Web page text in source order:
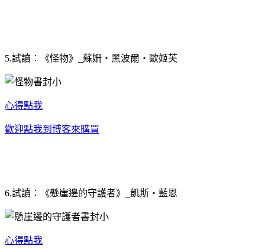
5.試讀：《怪物》_蘇姍‧黑波爾‧歐姬芙
心得點我
歡迎點我到博客來購買
6.試讀：《懸崖邊的守護者》_凱斯‧藍恩
心得點我